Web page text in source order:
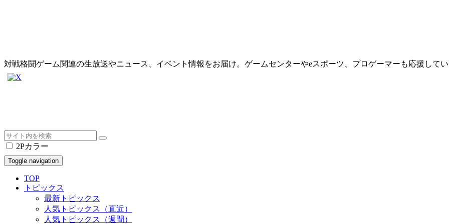
対戦格闘ゲーム関連の生放送やニュース、イベント情報をお届け。ゲームセンターやeスポーツ、プロゲーマーも応援して
2Pカラー
Toggle navigation
TOP
トピックス
最新トピックス
人気トピックス（直近）
人気トピックス（週間）